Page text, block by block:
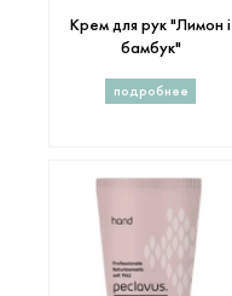
Крем для рук "Лимон і
бамбук"
подробнее